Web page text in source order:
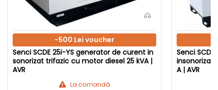
-500 Lei voucher
Senci SCDE 25i-YS generator de curent in
sonorizat trifazic cu motor diesel 25 kVA |
AVR
La comandă
Senci
insonorizat
A | AVR